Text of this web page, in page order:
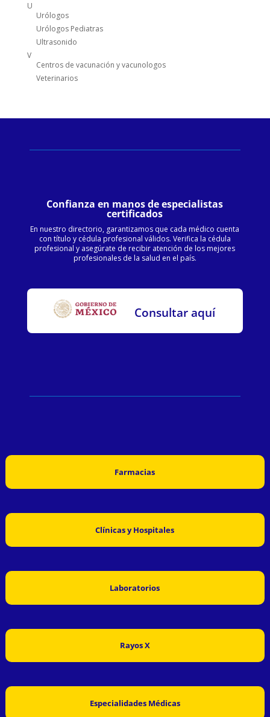
U
Urólogos
Urólogos Pediatras
Ultrasonido
V
Centros de vacunación y vacunologos
Veterinarios
Confianza en manos de especialistas
certificados
En nuestro directorio, garantizamos que cada médico cuenta
con título y cédula profesional válidos. Verifica la cédula
profesional y asegúrate de recibir atención de los mejores
profesionales de la salud en el país.
Consultar aquí
Farmacias
Clínicas y Hospitales
Laboratorios
Rayos X
Especialidades Médicas